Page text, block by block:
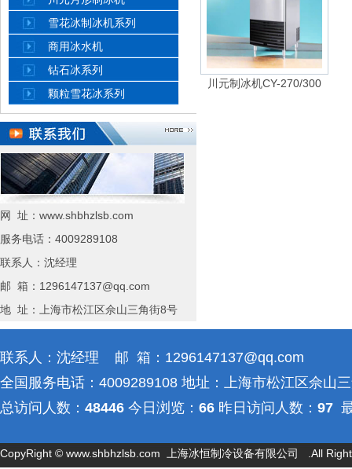
雪花冰制冰机系列
商用冰水机
钻石冰系列
颗粒雪花冰系列
网 址：www.shbhzlsb.com
服务电话：4009289108
联系人：沈经理
邮 箱：1296147137@qq.com
地 址：上海市松江区佘山三角街8号
川元制冰机CY-270/300
联系人：沈经理 邮 箱：1296147137@qq.com
全国服务电话：4009289108 地址：上海市松江区佘山
总访问人数： 48446 今日浏览： 66 昨日访问人数： 97
CopyRight © www.shbhzlsb.com 上海冰恒制冷设备有限公司 .All